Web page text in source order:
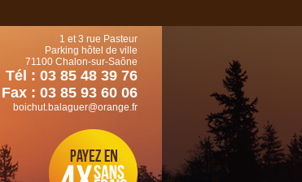
1 et 3 rue Pasteur
Parking hôtel de ville
71100 Chalon-sur-Saône
Tél : 03 85 48 39 76
Fax : 03 85 93 60 06
boichut.balaguer@orange.fr